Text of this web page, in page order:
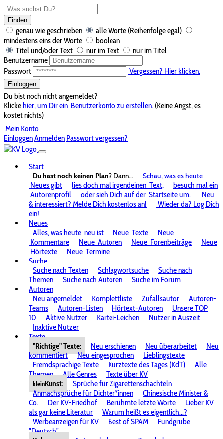
Finden
genau wie geschrieben
alle Worte (Reihenfolge egal)
mindestens eins der Worte
boolean
Titel und/oder Text
nur im Text
nur im Titel
Benutzername
Passwort
Vergessen? Hier klicken.
Einloggen
Du bist noch nicht angemeldet?
Klickehier, um Dir ein Benutzerkonto zu erstellen. (Keine Angst, es
kostet nichts)
Mein Konto
EinloggenAnmelden Passwort vergessen?
Start
Du hast noch keinen Plan? Dann...
Schau, was es heute
Neues gibt
lies doch mal irgendeinen Text,
besuch mal ein
Autorenprofil
oder sieh Dich auf der Startseite um.
Neu
& interessiert? Melde Dich kostenlos an!
Wieder da? Log Dich
ein!
Neues
Alles, was heute neu ist Neue Texte
Neue
Kommentare
Neue Autoren Neue Forenbeiträge
Neue
Hörtexte
Neue Termine
Suche
Suche nach Texten
Schlagwortsuche
Suche nach
Themen
Suche nach Autoren
Suche im Forum
Autoren
Neu angemeldet
Komplettliste Zufallsautor
Autoren-
Teams
Autoren-Listen Hörtext-Autoren
Unsere TOP
10
Aktive Nutzer Kartei-Leichen
Nutzer in Auszeit
Inaktive Nutzer
Texte
"Richtige" Texte:
Neu erschienen Neu überarbeitet
Neu
kommentiert
Neu eingesprochen
Lieblingstexte
Fremdsprachige Texte
Kurztexte des Tages (KdT)
Alle
Themen
Alle Genres Texte über KV
kleinKunst:
Sprüche für Zigarettenschachteln
Anmachsprüche für Dichter*innen
Chinesische Minister &
Co.
Der KV-Friedhof Berühmte letzte Worte
Lieber KV
als gar keine Literatur
Warum heißt es eigentlich...?
Werbeanzeigen für KV
Best of SPAM
Fundgrube
"Deutsch"